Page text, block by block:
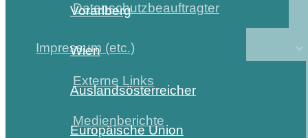
Datenschutzbeauftragter
Impressum (etc.)
Externe Links
Medienberichte
Vorarlberg
Wien
Auslandsösterreicher
Europäische Union